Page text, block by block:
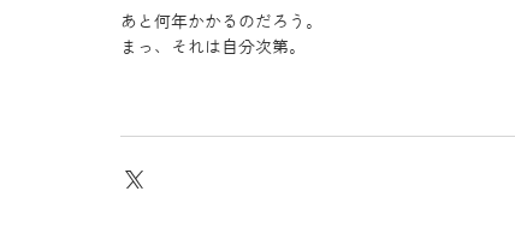
あと何年かかるのだろう。
まっ、それは自分次第。